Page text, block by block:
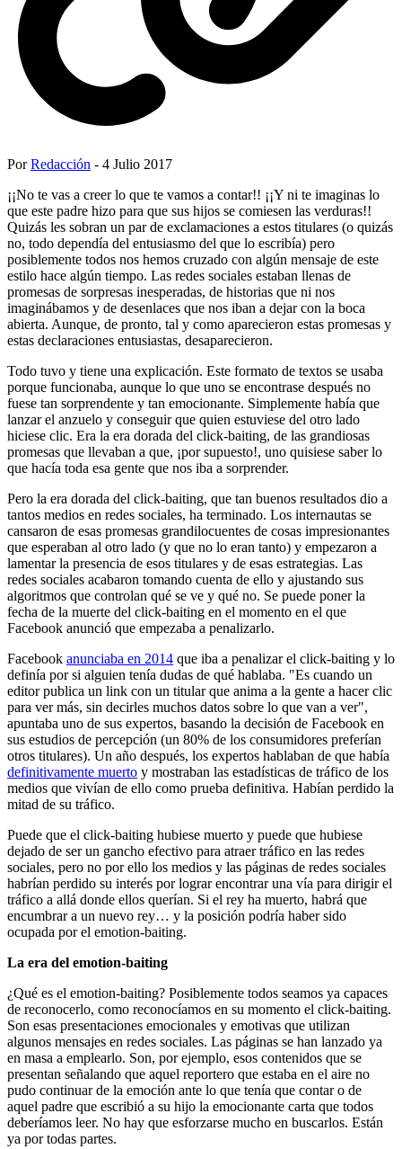
PorRedacción - 4 Julio 2017
¡¡No te vas a creer lo que te vamos a contar!! ¡¡Y ni te imaginas lo
que este padre hizo para que sus hijos se comiesen las verduras!!
Quizás les sobran un par de exclamaciones a estos titulares (o quizás
no, todo dependía del entusiasmo del que lo escribía) pero
posiblemente todos nos hemos cruzado con algún mensaje de este
estilo hace algún tiempo. Las redes sociales estaban llenas de
promesas de sorpresas inesperadas, de historias que ni nos
imaginábamos y de desenlaces que nos iban a dejar con la boca
abierta. Aunque, de pronto, tal y como aparecieron estas promesas y
estas declaraciones entusiastas, desaparecieron.
Todo tuvo y tiene una explicación. Este formato de textos se usaba
porque funcionaba, aunque lo que uno se encontrase después no
fuese tan sorprendente y tan emocionante. Simplemente había que
lanzar el anzuelo y conseguir que quien estuviese del otro lado
hiciese clic. Era la era dorada del click-baiting, de las grandiosas
promesas que llevaban a que, ¡por supuesto!, uno quisiese saber lo
que hacía toda esa gente que nos iba a sorprender.
Pero la era dorada del click-baiting, que tan buenos resultados dio a
tantos medios en redes sociales, ha terminado. Los internautas se
cansaron de esas promesas grandilocuentes de cosas impresionantes
que esperaban al otro lado (y que no lo eran tanto) y empezaron a
lamentar la presencia de esos titulares y de esas estrategias. Las
redes sociales acabaron tomando cuenta de ello y ajustando sus
algoritmos que controlan qué se ve y qué no. Se puede poner la
fecha de la muerte del click-baiting en el momento en el que
Facebook anunció que empezaba a penalizarlo.
Facebook anunciaba en 2014 que iba a penalizar el click-baiting y lo
definía por si alguien tenía dudas de qué hablaba. "Es cuando un
editor publica un link con un titular que anima a la gente a hacer clic
para ver más, sin decirles muchos datos sobre lo que van a ver",
apuntaba uno de sus expertos, basando la decisión de Facebook en
sus estudios de percepción (un 80% de los consumidores preferían
otros titulares). Un año después, los expertos hablaban de que había
definitivamente muerto y mostraban las estadísticas de tráfico de los
medios que vivían de ello como prueba definitiva. Habían perdido la
mitad de su tráfico.
Puede que el click-baiting hubiese muerto y puede que hubiese
dejado de ser un gancho efectivo para atraer tráfico en las redes
sociales, pero no por ello los medios y las páginas de redes sociales
habrían perdido su interés por lograr encontrar una vía para dirigir el
tráfico a allá donde ellos querían. Si el rey ha muerto, habrá que
encumbrar a un nuevo rey… y la posición podría haber sido
ocupada por el emotion-baiting.
La era del emotion-baiting
¿Qué es el emotion-baiting? Posiblemente todos seamos ya capaces
de reconocerlo, como reconocíamos en su momento el click-baiting.
Son esas presentaciones emocionales y emotivas que utilizan
algunos mensajes en redes sociales. Las páginas se han lanzado ya
en masa a emplearlo. Son, por ejemplo, esos contenidos que se
presentan señalando que aquel reportero que estaba en el aire no
pudo continuar de la emoción ante lo que tenía que contar o de
aquel padre que escribió a su hijo la emocionante carta que todos
deberíamos leer. No hay que esforzarse mucho en buscarlos. Están
ya por todas partes.